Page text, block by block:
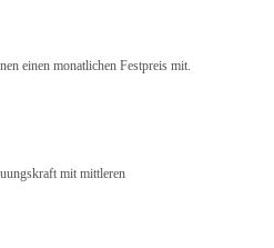
einen monatlichen Festpreis mit.
mit mittleren